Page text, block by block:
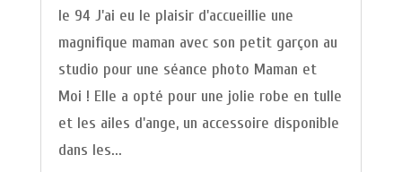
le 94 J'ai eu le plaisir d'accueillie une
magnifique maman avec son petit garçon au
studio pour une séance photo Maman et
Moi ! Elle a opté pour une jolie robe en tulle
et les ailes d'ange, un accessoire disponible
dans les...